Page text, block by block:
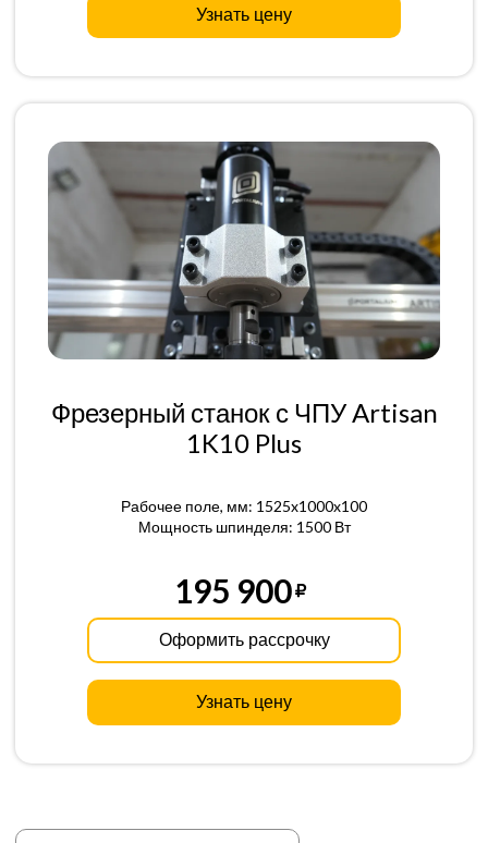
Узнать цену
Фрезерный станок с ЧПУ Artisan
1K10 Plus
Рабочее поле, мм: 1525x1000x100
Мощность шпинделя: 1500 Вт
195 900
Оформить рассрочку
Узнать цену